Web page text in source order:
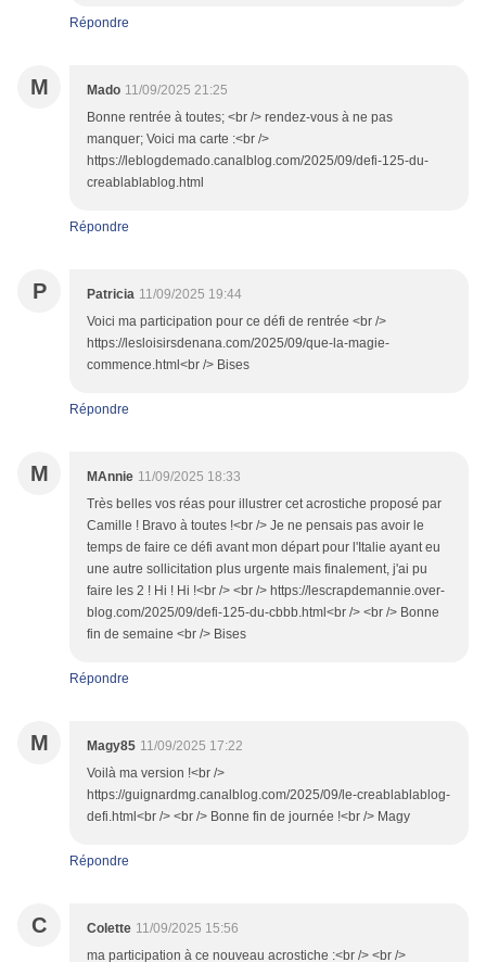
Répondre
M Mado 11/09/2025 21:25
Bonne rentrée à toutes; <br /> rendez-vous à ne pas
manquer; Voici ma carte :<br />
https://leblogdemado.canalblog.com/2025/09/defi-125-du-
creablablablog.html
Répondre
P Patricia 11/09/2025 19:44
Voici ma participation pour ce défi de rentrée <br />
https://lesloisirsdenana.com/2025/09/que-la-magie-
commence.html<br /> Bises
Répondre
M MAnnie 11/09/2025 18:33
Très belles vos réas pour illustrer cet acrostiche proposé par
Camille ! Bravo à toutes !<br /> Je ne pensais pas avoir le
temps de faire ce défi avant mon départ pour l'Italie ayant eu
une autre sollicitation plus urgente mais finalement, j'ai pu
faire les 2 ! Hi ! Hi !<br /> <br /> https://lescrapdemannie.over-
blog.com/2025/09/defi-125-du-cbbb.html<br /> <br /> Bonne
fin de semaine <br /> Bises
Répondre
M Magy85 11/09/2025 17:22
Voilà ma version !<br />
https://guignardmg.canalblog.com/2025/09/le-creablablablog-
defi.html<br /> <br /> Bonne fin de journée !<br /> Magy
Répondre
C Colette 11/09/2025 15:56
ma participation à ce nouveau acrostiche :<br /> <br />